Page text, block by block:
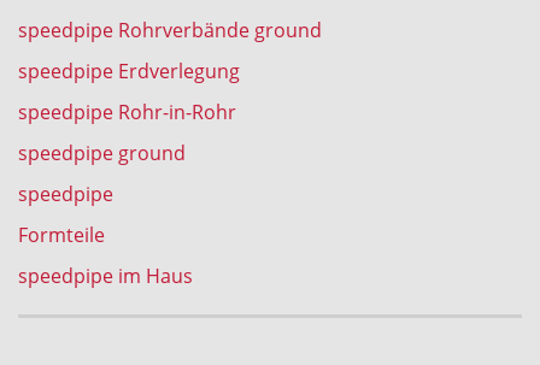
speedpipe Rohrverbände ground
speedpipe Erdverlegung
speedpipe Rohr-in-Rohr
speedpipe ground
speedpipe
Formteile
speedpipe im Haus